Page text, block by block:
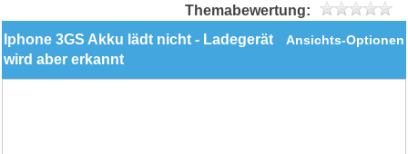
Themabewertung:
Ansichts-Optionen
Iphone 3GS Akku lädt nicht - Ladegerät
wird aber erkannt